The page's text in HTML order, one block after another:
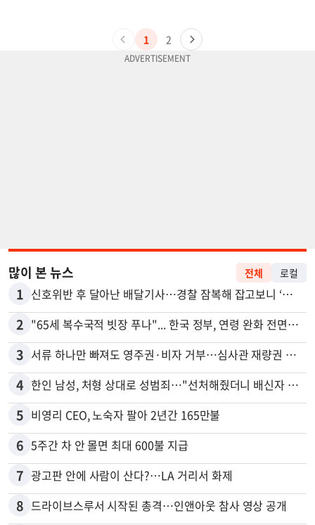
1 2
많이 본 뉴스 전체 로컬
1 신호위반 후 달아난 배달기사…경찰 잠복해 잡고보니 ‘반전’
2 "65세 복수국적 빗장 푸나"... 한국 정부, 연령 완화 전면 추진
3 서류 하나만 빠져도 영주권·비자 거부…심사관 재량권 대폭 확대
4 한인 남성, 처형 상대로 성범죄…"선처해줬더니 배신자 취급"
5 비영리 CEO, 노숙자 팔아 2년간 165만불
6 5주간 차 안 몰면 최대 600불 지급
7 광고판 안에 사람이 산다?…LA 거리서 화제
8 드라이브스루서 시작된 총격…인앤아웃 참사 영상 공개